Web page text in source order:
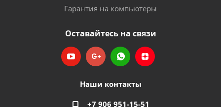
Гарантия на компьютеры
Оставайтесь на связи
Наши контакты
+7 906 951-15-51